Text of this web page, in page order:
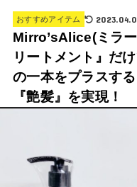
おすすめアイテム
Mirro’sAlice(ミラ
リートメント』だ
の一本をプラスす
『艶髪』を実現！